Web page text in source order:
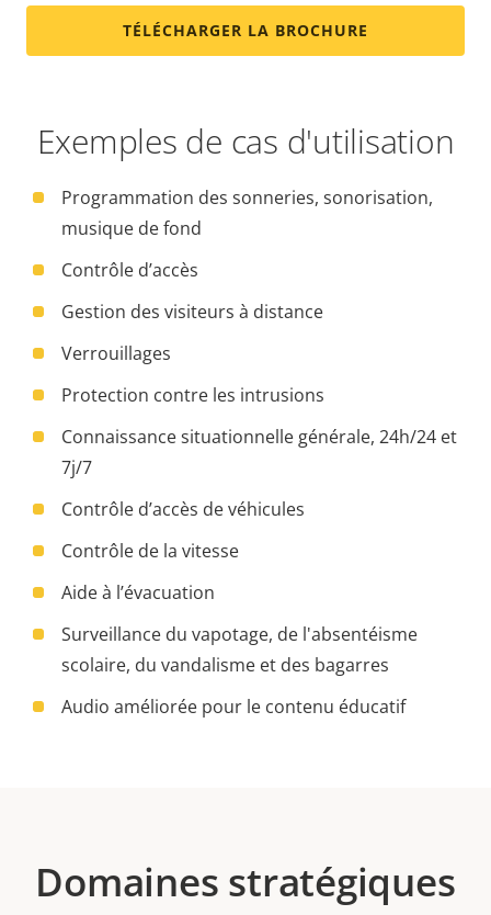
TÉLÉCHARGER LA BROCHURE
Exemples de cas d'utilisation
Programmation des sonneries, sonorisation,
musique de fond
Contrôle d’accès
Gestion des visiteurs à distance
Verrouillages
Protection contre les intrusions
Connaissance situationnelle générale, 24h/24 et
7j/7
Contrôle d’accès de véhicules
Contrôle de la vitesse
Aide à l’évacuation
Surveillance du vapotage, de l'absentéisme
scolaire, du vandalisme et des bagarres
Audio améliorée pour le contenu éducatif
Domaines stratégiques